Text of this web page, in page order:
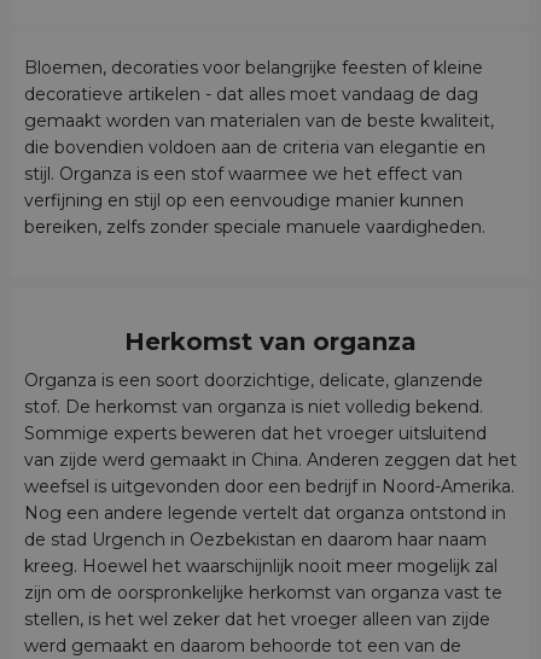
Bloemen, decoraties voor belangrijke feesten of kleine
decoratieve artikelen - dat alles moet vandaag de dag
gemaakt worden van materialen van de beste kwaliteit,
die bovendien voldoen aan de criteria van elegantie en
stijl. Organza is een stof waarmee we het effect van
verfijning en stijl op een eenvoudige manier kunnen
bereiken, zelfs zonder speciale manuele vaardigheden.
Herkomst van organza
Organza is een soort doorzichtige, delicate, glanzende
stof. De herkomst van organza is niet volledig bekend.
Sommige experts beweren dat het vroeger uitsluitend
van zijde werd gemaakt in China. Anderen zeggen dat het
weefsel is uitgevonden door een bedrijf in Noord-Amerika.
Nog een andere legende vertelt dat organza ontstond in
de stad Urgench in Oezbekistan en daarom haar naam
kreeg. Hoewel het waarschijnlijk nooit meer mogelijk zal
zijn om de oorspronkelijke herkomst van organza vast te
stellen, is het wel zeker dat het vroeger alleen van zijde
werd gemaakt en daarom behoorde tot een van de